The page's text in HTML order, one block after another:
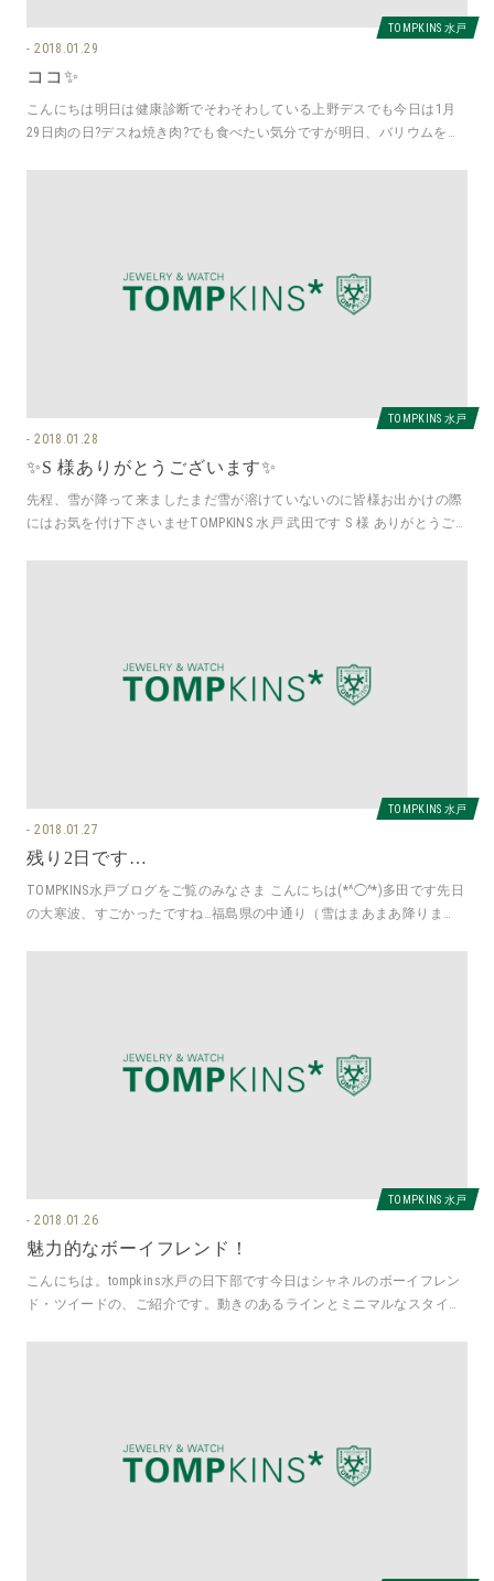
TOMPKINS 水戸
2018.01.29
ココ✨
こんにちは明日は健康診断でそわそわしている上野デスでも今日は1月
29日肉の日?デスね焼き肉?でも食べたい気分ですが明日、バリウムを控
TOMPKINS 水戸
2018.01.28
✨S 様ありがとうございます✨
先程、雪が降って来ましたまだ雪が溶けていないのに皆様お出かけの際
にはお気を付け下さいませTOMPKINS 水戸 武田です S 様 ありがとうご
TOMPKINS 水戸
2018.01.27
残り2日です…
TOMPKINS水戸ブログをご覧のみなさま こんにちは(*^◯^*)多田です先日
の大寒波、すごかったですね…福島県の中通り（雪はまあまあ降りま
TOMPKINS 水戸
2018.01.26
魅力的なボーイフレンド！
こんにちは。tompkins水戸の日下部です今日はシャネルのボーイフレン
ド・ツイードの、ご紹介です。動きのあるラインとミニマルなスタイル